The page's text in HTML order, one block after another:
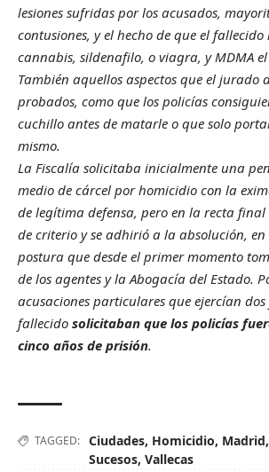
lesiones sufridas por los acusados,
contusiones, y el hecho de que el
cannabis, sildenafilo, o viagra, y MDMA el
También aquellos aspectos que el jurado
probados, como que los policías
cuchillo antes de matarle o que solo
mismo.
La Fiscalía solicitaba inicialmente una
medio de cárcel por homicidio con la
de legítima defensa, pero en la recta
de criterio y se adhirió a la absolución,
postura que desde el primer momento
de los agentes y la Abogacía del Estado.
acusaciones particulares que ejercían
fallecido solicitaban que los policías
cinco años de prisión.
TAGGED: Ciudades, Homicidio, Madrid,
Sucesos, Vallecas